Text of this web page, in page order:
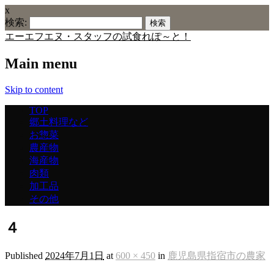
x
検索:
エーエフエヌ・スタッフの試食れぽ～と！
Main menu
Skip to content
TOP
郷土料理など
お惣菜
農産物
海産物
肉類
加工品
その他
４
Published 2024年7月1日 at 600 × 450 in 鹿児島県指宿市の農家